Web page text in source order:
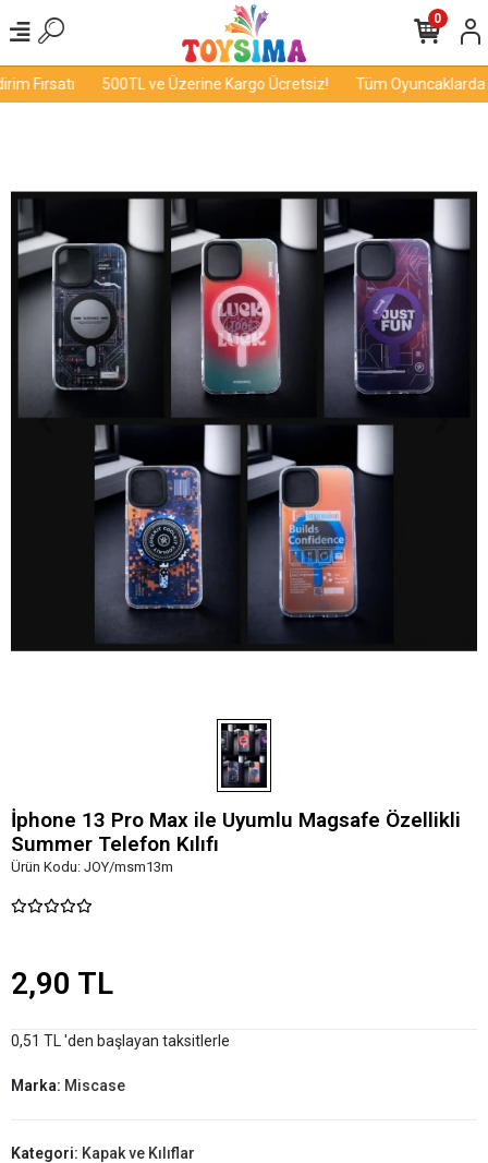
Fırsatı 500TL ve Üzerine Kargo Ücretsiz! Tüm Oyuncaklarda
0
İphone 13 Pro Max ile Uyumlu Magsafe Özellikli
Summer Telefon Kılıfı
Ürün Kodu: JOY/msm13m
2,90 TL
0,51 TL 'den başlayan taksitlerle
Marka: Miscase
Kategori: Kapak ve Kılıflar